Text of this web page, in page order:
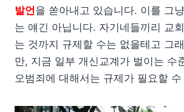
발언을 쏟아내고 있습니다. 이를 그
는 얘긴 아닙니다. 자기네들끼리 교
는 것까지 규제할 수는 없을테고 그
만, 지금 일부 개신교계가 벌이는 수
오범죄에 대해서는 규제가 필요할